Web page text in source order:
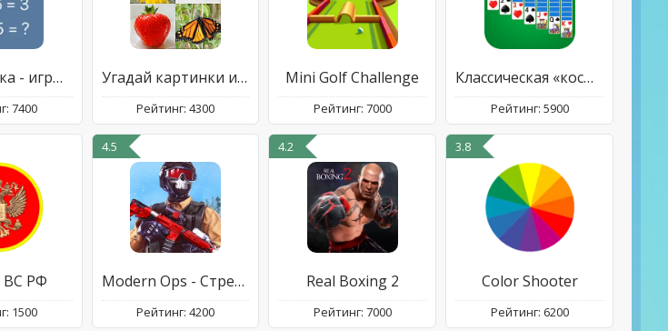
Математика - игры для ума
7400
Угадай картинки и слова - Игра
Рейтинг: 4300
Mini Golf Challenge
Рейтинг: 7000
Классическая «косынка»
Рейтинг: 5900
ВС РФ
1500
4.5
Modern Ops - Стрелялки Онлайн
Рейтинг: 4200
4.2
Real Boxing 2
Рейтинг: 7000
3.8
Color Shooter
Рейтинг: 6200